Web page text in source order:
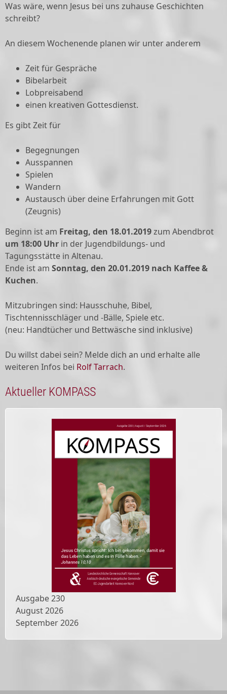
Was wäre, wenn Jesus bei uns zuhause Geschichten
schreibt?
An diesem Wochenende planen wir unter anderem
Zeit für Gespräche
Bibelarbeit
Lobpreisabend
einen kreativen Gottesdienst.
Es gibt Zeit für
Begegnungen
Ausspannen
Spielen
Wandern
Austausch über deine Erfahrungen mit Gott
(Zeugnis)
Beginn ist am Freitag, den 18.01.2019zum Abendbrot
um 18:00 Uhr in der Jugendbildungs- und
Tagungsstätte in Altenau.
Ende ist am Sonntag, den 20.01.2019 nach Kaffee &
Kuchen.
Mitzubringen sind: Hausschuhe, Bibel,
Tischtennisschläger und -Bälle, Spiele etc.
(neu: Handtücher und Bettwäsche sind inklusive)
Du willst dabei sein? Melde dich an und erhalte alle
weiteren Infos bei Rolf Tarrach.
Aktueller KOMPASS
Ausgabe230
August 2026
September 2026